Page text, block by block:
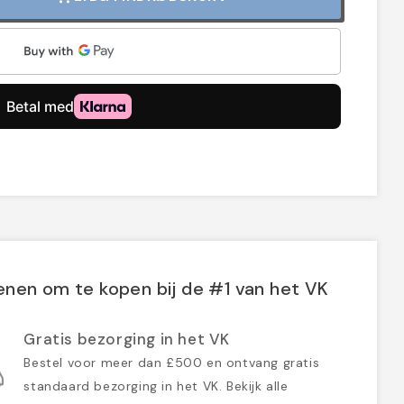
om te kopen bij de #1 van het VK
Gratis bezorging in het VK
Bestel voor meer dan £500 en ontvang gratis
standaard bezorging in het VK. Bekijk alle